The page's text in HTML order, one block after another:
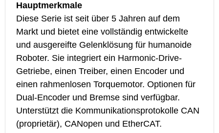
Hauptmerkmale
Diese Serie ist seit über 5 Jahren auf dem
Markt und bietet eine vollständig entwickelte
und ausgereifte Gelenklösung für humanoide
Roboter. Sie integriert ein Harmonic-Drive-
Getriebe, einen Treiber, einen Encoder und
einen rahmenlosen Torquemotor. Optionen für
Dual-Encoder und Bremse sind verfügbar.
Unterstützt die Kommunikationsprotokolle CAN
(proprietär), CANopen und EtherCAT.
Diese neue Serie, die Ende 2025 auf den Markt
kommen soll, verwendet ein selbst entwickeltes
Harmonic-Drive-Getriebe und ermöglicht dadurch
eine bessere Kostenkontrolle. Standardmäßig ist
sie mit Dual-Encodern (Single-Turn-Absolutwert,
23-bit Auflösung) ausgestattet und unterstützt die
Kommunikationsprotokolle CAN FD und
EtherCAT. Zu den optionalen Funktionen gehören
eine Bremse und ein Drehmomentsensor. Der
integrierte Anschlusskabelbaum unterstützt die
Diese neue Serie, die 2026 eingeführt wurde, ist
mit der STO (Safe Torque Off)-Funktion
ausgestattet, um spezifische
Sicherheitsanforderungen zu erfüllen. Sie
verwendet Harmonic-Drive-Getriebe von
führenden inländischen Marken und gewährleistet
dadurch eine hohe Produktzuverlässigkeit.
Unterstützt die Kommunikationsprotokolle
CANopen und EtherCAT, mit optionaler Bremse
und Drehmomentsensor.